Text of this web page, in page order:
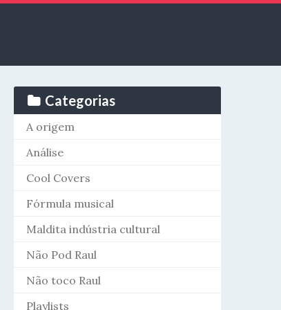
Categorias
A origem
Análise
Cool Covers
Fórmula musical
Maldita indústria cultural
Não Pod Raul
Não toco Raul
Playlists